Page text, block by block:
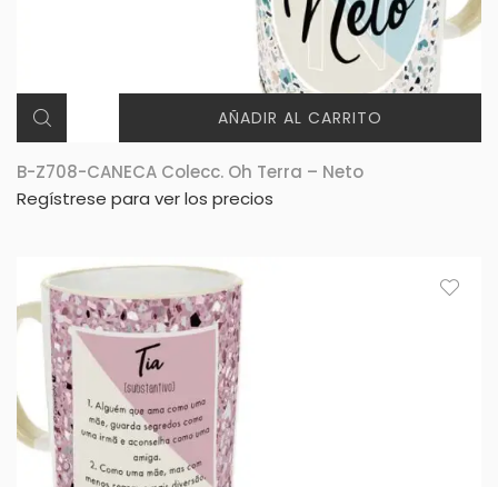
AÑADIR AL CARRITO
B-Z708-CANECA Colecc. Oh Terra – Neto
Regístrese para ver los precios